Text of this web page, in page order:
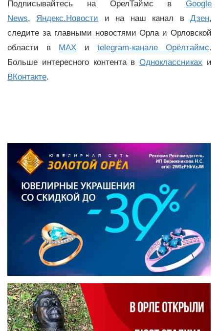
Подписывайтесь на ОрелТаймс в Google
News, Яндекс.Новости и на наш канал вДзен,
следите за главными новостями Орла и Орловской
области в MAX и telegram-канале Орёлтаймс.
Больше интересного контента вОдноклассниках и
ВКонтакте.